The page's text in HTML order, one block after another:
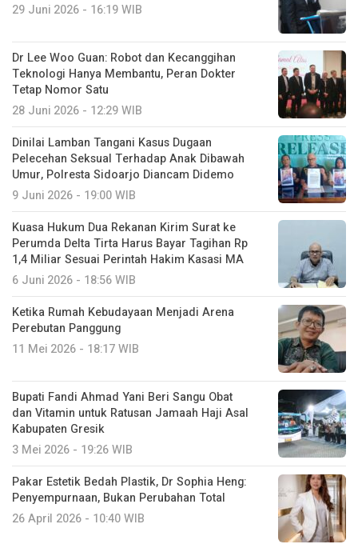
29 Juni 2026 - 16:19 WIB
Dr Lee Woo Guan: Robot dan Kecanggihan
Teknologi Hanya Membantu, Peran Dokter
Tetap Nomor Satu
28 Juni 2026 - 12:29 WIB
Dinilai Lamban Tangani Kasus Dugaan
Pelecehan Seksual Terhadap Anak Dibawah
Umur, Polresta Sidoarjo Diancam Didemo
9 Juni 2026 - 19:00 WIB
Kuasa Hukum Dua Rekanan Kirim Surat ke
Perumda Delta Tirta Harus Bayar Tagihan Rp
1,4 Miliar Sesuai Perintah Hakim Kasasi MA
6 Juni 2026 - 18:56 WIB
Ketika Rumah Kebudayaan Menjadi Arena
Perebutan Panggung
11 Mei 2026 - 18:17 WIB
Bupati Fandi Ahmad Yani Beri Sangu Obat
dan Vitamin untuk Ratusan Jamaah Haji Asal
Kabupaten Gresik
3 Mei 2026 - 19:26 WIB
Pakar Estetik Bedah Plastik, Dr Sophia Heng:
Penyempurnaan, Bukan Perubahan Total
26 April 2026 - 10:40 WIB